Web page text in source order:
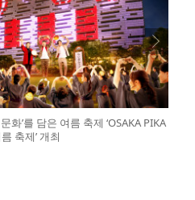
화’를 담은 여름 축제 ‘OSAKA PIKA
축제’ 개최